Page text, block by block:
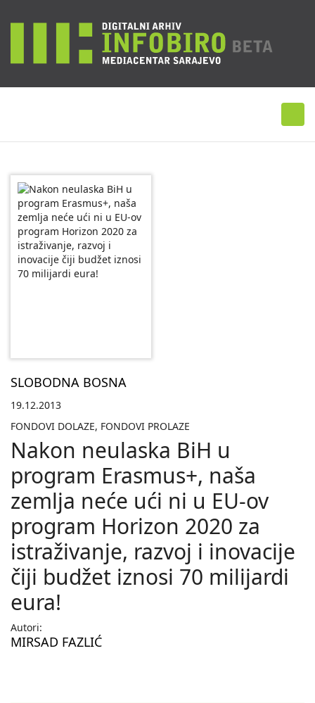
SLOBODNA BOSNA
19.12.2013
FONDOVI DOLAZE, FONDOVI PROLAZE
Nakon neulaska BiH u
program Erasmus+, naša
zemlja neće ući ni u EU-ov
program Horizon 2020 za
istraživanje, razvoj i inovacije
čiji budžet iznosi 70 milijardi
eura!
Autori:
MIRSAD FAZLIĆ